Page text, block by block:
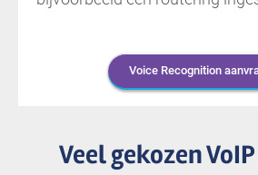
Voice Recognition
Veel gekozen VoIP